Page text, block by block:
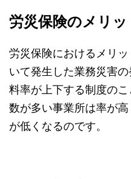
労災保険のメリ
労災保険におけるメリ
いて発生した業務災害
料率が上下する制度の
数が多い事業所は率が
が低くなるのです。